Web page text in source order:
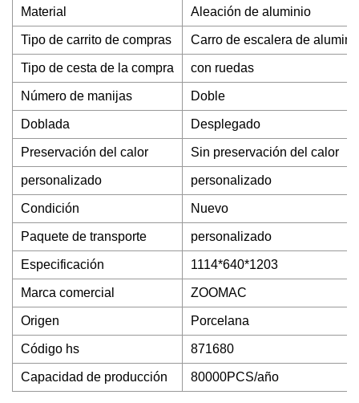
Material Aleación de aluminio
Tipo de carrito de compras Carro de escalera de
Tipo de cesta de la compra con ruedas
Número de manijas Doble
Doblada Desplegado
Preservación del calor Sin preservación del calor
personalizado personalizado
Condición Nuevo
Paquete de transporte personalizado
Especificación 1114*640*1203
Marca comercial ZOOMAC
Origen Porcelana
Código hs 871680
Capacidad de producción 80000PCS/año